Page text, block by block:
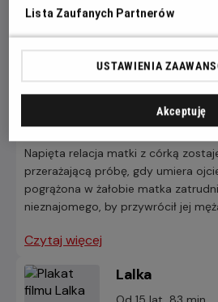
Od 15 lat, 95 min
Napięta relacja matki z córką
przerażającą próbę, gdy umiera
pogrążona w żałobie matka
nieznajomego, by przywrócił jej
Czytaj więcej
Lalka
Lista Zaufanych Partnerów
USTAWIENIA
Akceptuję